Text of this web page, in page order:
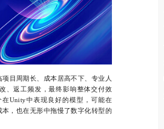
目周期长、成本居高不下、专业人
、返工频发，最终影响整体交付效
Unity中表现良好的模型，可能在
，也在无形中拖慢了数字化转型的